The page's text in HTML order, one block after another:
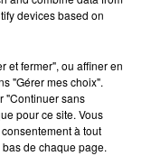
V and B Fest' 2026 !
devices based on
et fermer", ou affiner en
"Gérer mes choix".
"Continuer sans
pour ce site. Vous
à tout
de chaque page.